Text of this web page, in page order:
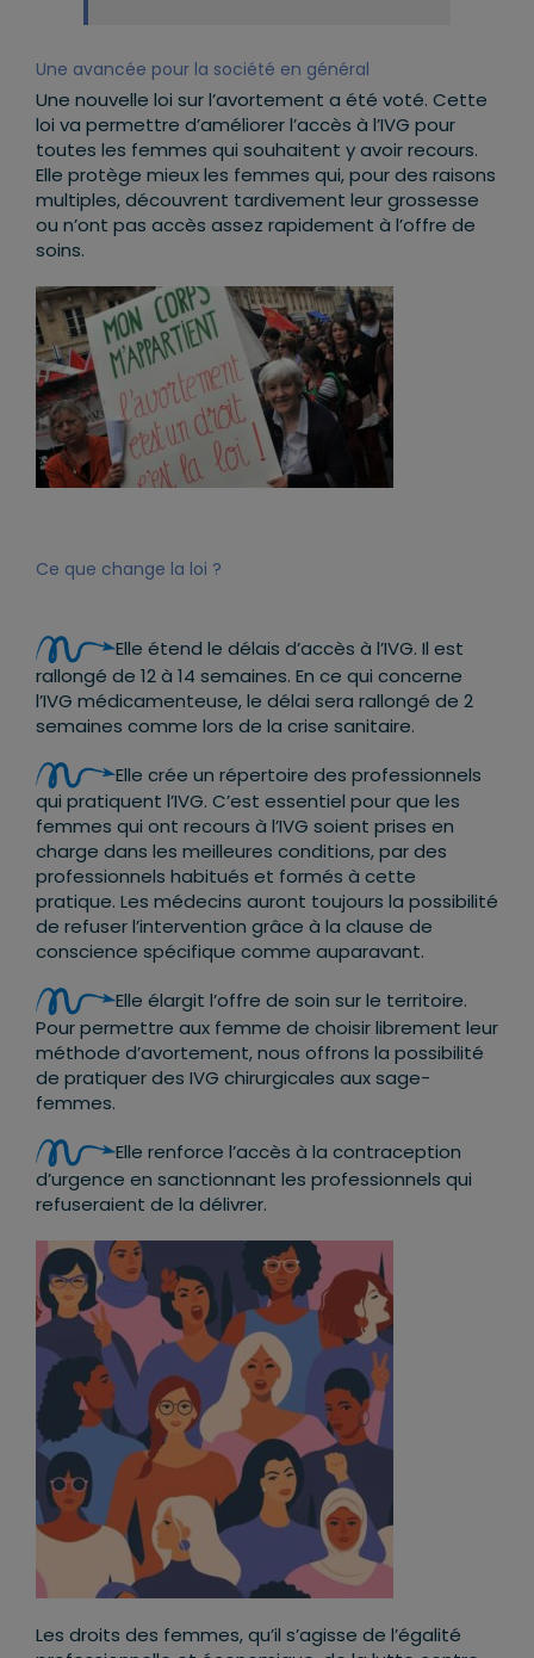
Une avancée pour la société en général
Une nouvelle loi sur l’avortement a été voté. Cette
loi va permettre d’améliorer l’accès à l’IVG pour
toutes les femmes qui souhaitent y avoir recours.
Elle protège mieux les femmes qui, pour des raisons
multiples, découvrent tardivement leur grossesse
ou n’ont pas accès assez rapidement à l’offre de
soins.
Ce que change la loi ?
Elle étend le délais d’accès à l’IVG. Il est
rallongé de 12 à 14 semaines. En ce qui concerne
l’IVG médicamenteuse, le délai sera rallongé de 2
semaines comme lors de la crise sanitaire.
Elle crée un répertoire des professionnels
qui pratiquent l’IVG. C’est essentiel pour que les
femmes qui ont recours à l’IVG soient prises en
charge dans les meilleures conditions, par des
professionnels habitués et formés à cette
pratique. Les médecins auront toujours la possibilité
de refuser l’intervention grâce à la clause de
conscience spécifique comme auparavant.
Elle élargit l’offre de soin sur le territoire.
Pour permettre aux femme de choisir librement leur
méthode d’avortement, nous offrons la possibilité
de pratiquer des IVG chirurgicales aux sage-
femmes.
Elle renforce l’accès à la contraception
d’urgence en sanctionnant les professionnels qui
refuseraient de la délivrer.
Les droits des femmes, qu’il s’agisse de l’égalité